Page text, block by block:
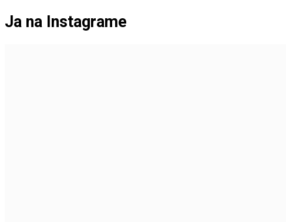
Ja na Instagrame